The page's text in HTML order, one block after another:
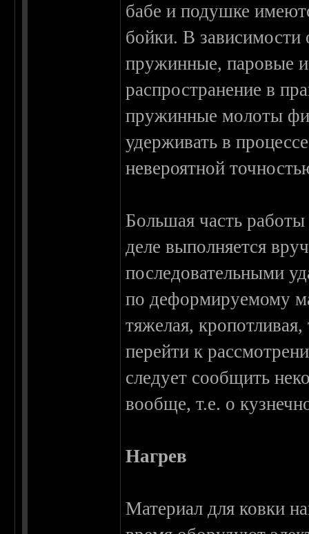
бабе и подушке
бойки. В
пружинные, паровые
распространение в
пружинные молоты
удерживать в
невероятной
Большая часть
деле выполняется
последовательными
по деформируемому
тяжелая,
перейти к
следует сообщить
вообще, т.е. о
Нагрев
Материал для ковки